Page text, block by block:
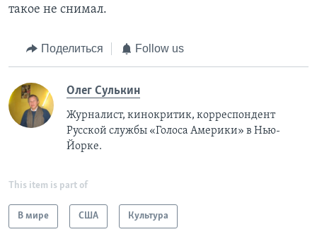
такое не снимал.
Поделиться Follow us
Олег Сулькин
Журналист, кинокритик, корреспондент
Русской службы «Голоса Америки» в Нью-
Йорке.
This item is part of
В мире США Культура